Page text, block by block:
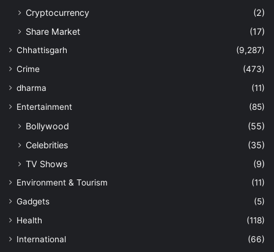
Cryptocurrency
(2)
Share Market
(17)
Chhattisgarh
(9,287)
Crime
(473)
dharma
(11)
Entertainment
(85)
Bollywood
(55)
Celebrities
(35)
TV Shows
(9)
Environment & Tourism
(11)
Gadgets
(5)
Health
(118)
International
(66)